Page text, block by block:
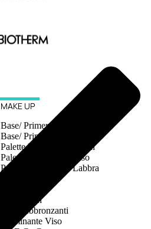
MAKE UP
Base/ Primer Occhi
Base/ Primer Viso
Palette E Cofanetti Occhi
Palette E Cofanetti Viso
Palette E Cofanetti Labbra
Fard/Blush
Terre Abbronzanti
Illuminante Viso